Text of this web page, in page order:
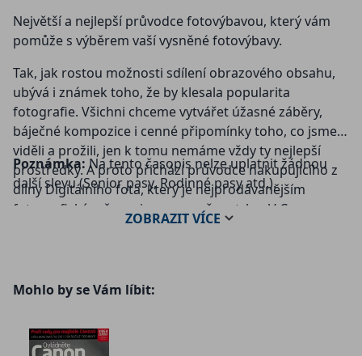
Největší a nejlepší průvodce fotovýbavou, který vám
pomůže s výběrem vaší vysněné fotovýbavy.
Tak, jak rostou možnosti sdílení obrazového obsahu,
ubývá i známek toho, že by klesala popularita
fotografie. Všichni chceme vytvářet úžasné záběry,
báječné kompozice i cenné připomínky toho, co jsme
viděli a prožili, jen k tomu nemáme vždy ty nejlepší
prostředky. A proto přichází průvodce nakupujícího z
dílny Digitálního fota, který je nejprodávanějším
fotografickým časopisem na našem trhu. V Camera
Shopperu najdete recenze těch nejlepších
přísné testy, duely či velké srovnávací testy vám
nejlepší volbou.
Poznámka: Na tento časopis nelze uplatnit žádnou
další slevu (Senior pasy, Rodinné pasy atd.).
ZOBRAZITVÍCE
Mohlo by se Vám líbit: